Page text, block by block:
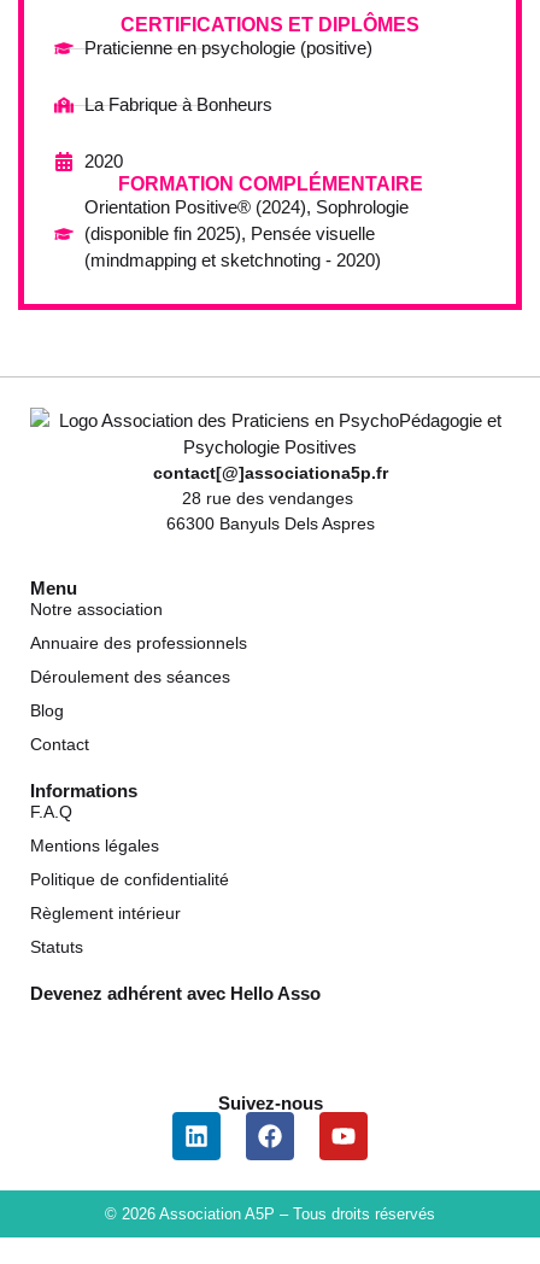
CERTIFICATIONS ET DIPLÔMES
Praticienne en psychologie (positive)
La Fabrique à Bonheurs
2020
FORMATION COMPLÉMENTAIRE
Orientation Positive® (2024), Sophrologie
(disponible fin 2025), Pensée visuelle
(mindmapping et sketchnoting - 2020)
contact[@]associationa5p.fr
28 rue des vendanges
66300 Banyuls Dels Aspres
Menu
Notre association
Annuaire des professionnels
Déroulement des séances
Blog
Contact
Informations
F.A.Q
Mentions légales
Politique de confidentialité
Règlement intérieur
Statuts
Devenez adhérent avec Hello Asso
Suivez-nous
© 2026 Association A5P – Tous droits réservés